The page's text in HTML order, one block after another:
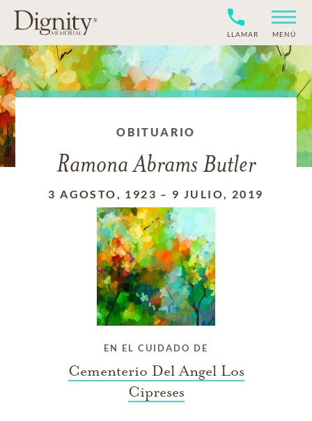
LLAMAR MENÚ
OBITUARIO
Ramona Abrams Butler
3 AGOSTO, 1923 – 9 JULIO, 2019
EN EL CUIDADO DE
Cementerio Del Angel Los
Cipreses